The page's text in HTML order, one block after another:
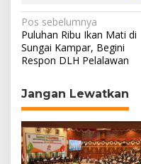
N
a
v
i
g
a
s
Pos sebelumnya
Puluhan Ribu Ikan Mati di
Sungai Kampar, Begini
Respon DLH Pelalawan
Jangan Lewatkan